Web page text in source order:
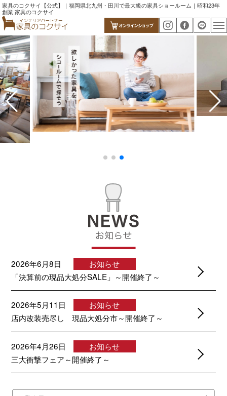
家具のコクサイ【公式】｜福岡県北九州・田川で最大級の家具ショールーム｜昭和23年
創業 家具のコクサイ
2026年6月8日
お知らせ
「決算前の現品大処分SALE」～開催終了～
2026年5月11日
お知らせ
店内改装売尽し 現品大処分市～開催終了～
2026年4月26日
お知らせ
三大衝撃フェア～開催終了～